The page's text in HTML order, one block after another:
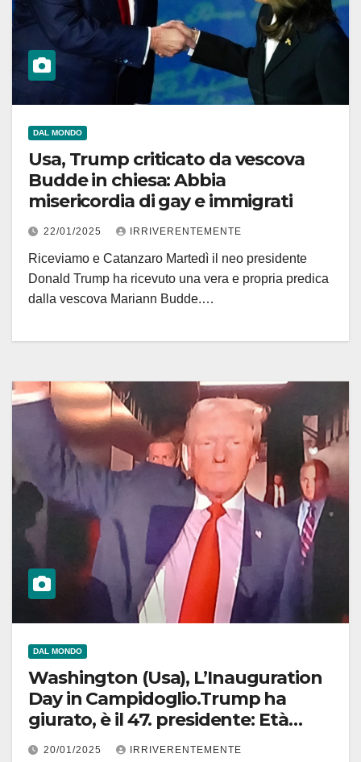
DAL MONDO
Usa, Trump criticato da vescova
Budde in chiesa: Abbia
misericordia di gay e immigrati
22/01/2025 IRRIVERENTEMENTE
Riceviamo e Catanzaro Martedì il neo presidente
Donald Trump ha ricevuto una vera e propria predica
dalla vescova Mariann Budde.…
DAL MONDO
Washington (Usa), L’Inauguration
Day in Campidoglio.Trump ha
giurato, è il 47. presidente: Età
dell’oro comincia adesso
20/01/2025 IRRIVERENTEMENTE